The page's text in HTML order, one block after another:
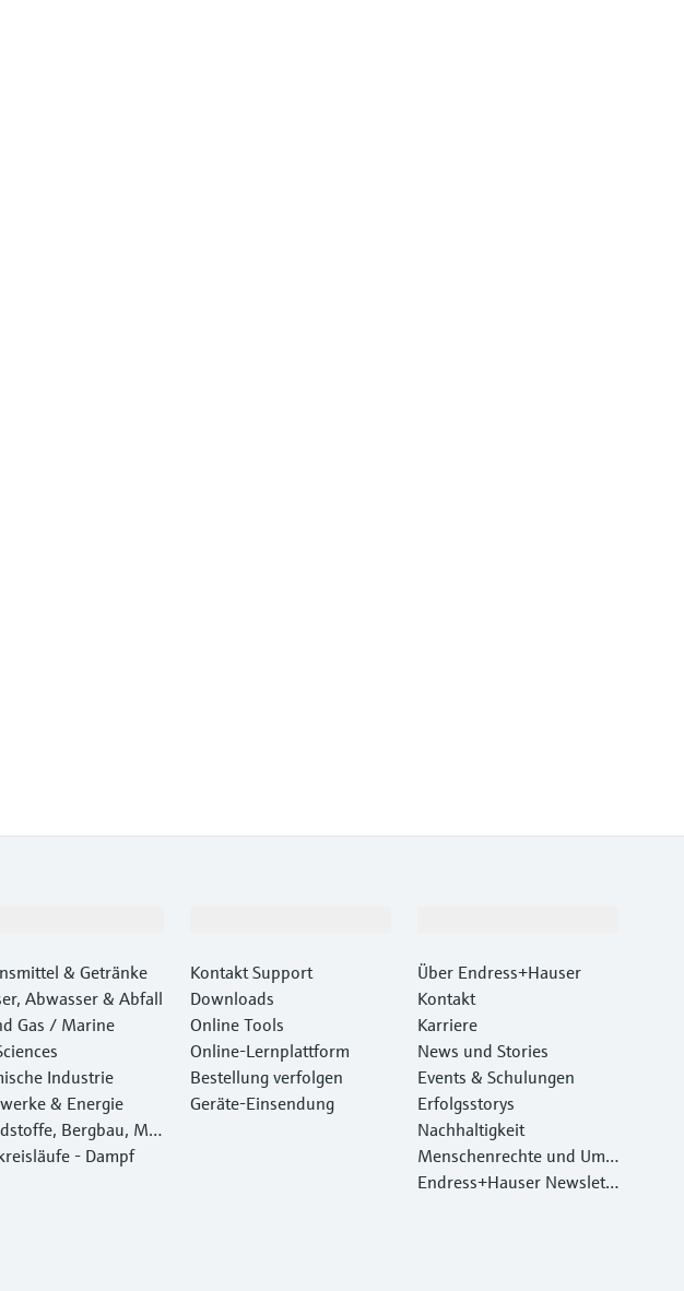
& Getränke
Abwasser & Abfall
Gas / Marine
Industrie
& Energie
Bergbau, Met
- Dampf
Kontakt Support
Downloads
Online Tools
Online-Lernplattform
Bestellung verfolgen
Geräte‑Einsendung
Über Endress+Hauser
Kontakt
Karriere
News und Stories
Events & Schulungen
Erfolgsstorys
Nachhaltigkeit
Menschenrechte und Umw
eltschutz
Endress+Hauser Newslett